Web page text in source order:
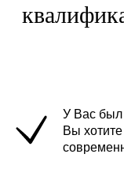
У Вас был
Вы хотите